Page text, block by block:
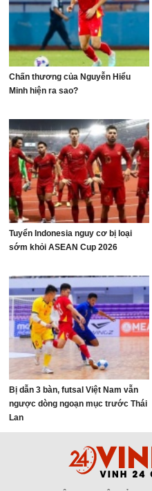
Chấn thương của Nguyễn Hiểu
Minh hiện ra sao?
Tuyển Indonesia nguy cơ bị loại
sớm khỏi ASEAN Cup 2026
Bị dẫn 3 bàn, futsal Việt Nam vẫn
ngược dòng ngoạn mục trước Thái
Lan